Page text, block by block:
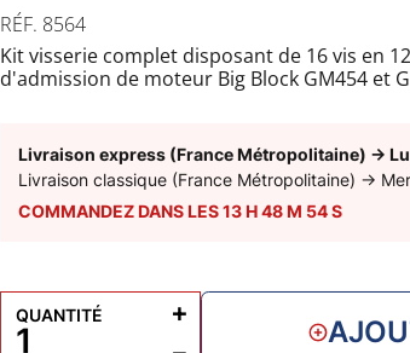
RÉF. 8564
Kit visserie complet disposant de 16 vis en
d'admission de moteur Big Block GM454 et
- Rondelles inclus
- Longueur sous tête 36mm
- Diamètre 3/8
Livraison express (France Métropolitaine) →
Livraison classique (France Métropolitaine) →
COMMANDEZ DANS LES 13H48M 53S
QUANTITÉ +